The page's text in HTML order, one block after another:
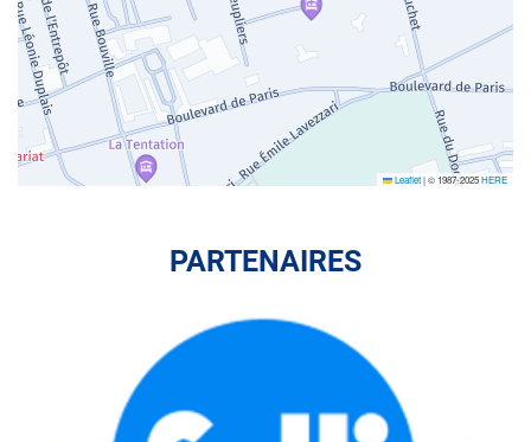
Leaflet|© 1987-2025HERE
PARTENAIRES